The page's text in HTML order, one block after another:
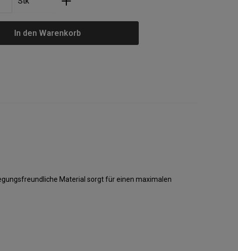
In den Warenkorb
Material sorgt für einen maximalen